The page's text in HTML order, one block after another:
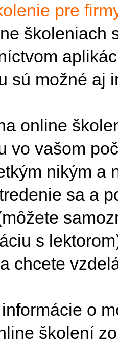
pre
školeniach
sú možné aj
online
vo vašom
nikým a
sa a
s
chcete
o
školení